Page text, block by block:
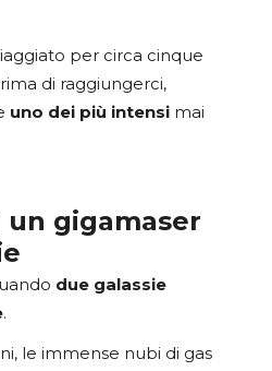
per circa cinque
di raggiungerci,
uno dei più intensi mai
un gigamaser
due galassie
.
le immense nubi di gas